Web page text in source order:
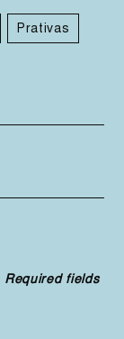
Prativas
Required fields